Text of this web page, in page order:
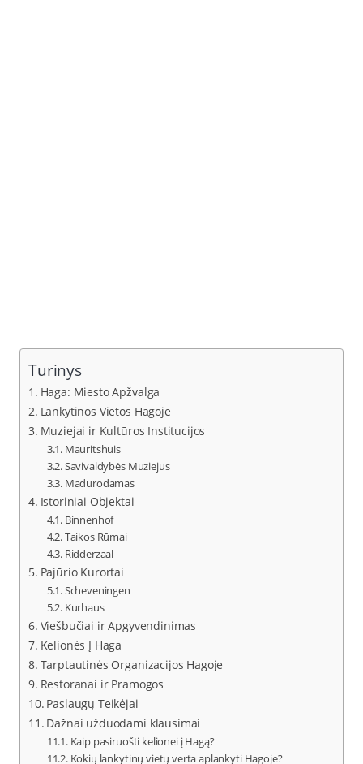
Turinys
Haga: Miesto Apžvalga
Lankytinos Vietos Hagoje
Muziejai ir Kultūros Institucijos
Mauritshuis
Savivaldybės Muziejus
Madurodamas
Istoriniai Objektai
Binnenhof
Taikos Rūmai
Ridderzaal
Pajūrio Kurortai
Scheveningen
Kurhaus
Viešbučiai ir Apgyvendinimas
Kelionės Į Haga
Tarptautinės Organizacijos Hagoje
Restoranai ir Pramogos
Paslaugų Teikėjai
Dažnai užduodami klausimai
Kaip pasiruošti kelionei į Hagą?
Kokių lankytinų vietų verta aplankyti Hagoje?